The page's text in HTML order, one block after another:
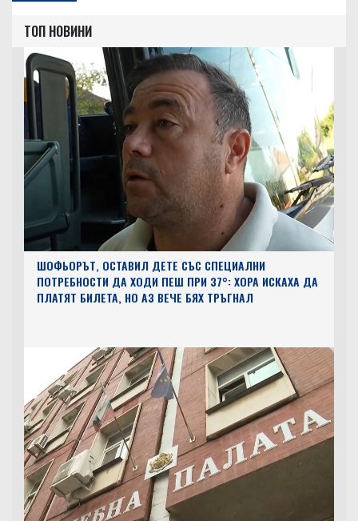
ТОП НОВИНИ
ШОФЬОРЪТ, ОСТАВИЛ ДЕТЕ СЪС СПЕЦИАЛНИ
ПОТРЕБНОСТИ ДА ХОДИ ПЕШ ПРИ 37°: ХОРА ИСКАХА ДА
ПЛАТЯТ БИЛЕТА, НО АЗ ВЕЧЕ БЯХ ТРЪГНАЛ